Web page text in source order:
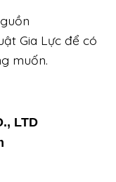
Gia Lực để có
muốn.
LTD